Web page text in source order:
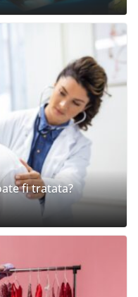
fi tratata?